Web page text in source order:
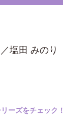
塩田 みのり
ーズをチェック！